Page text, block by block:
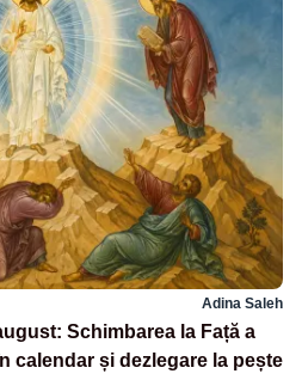
Adina Saleh
Schimbarea la Față a
calendar și dezlegare la pește